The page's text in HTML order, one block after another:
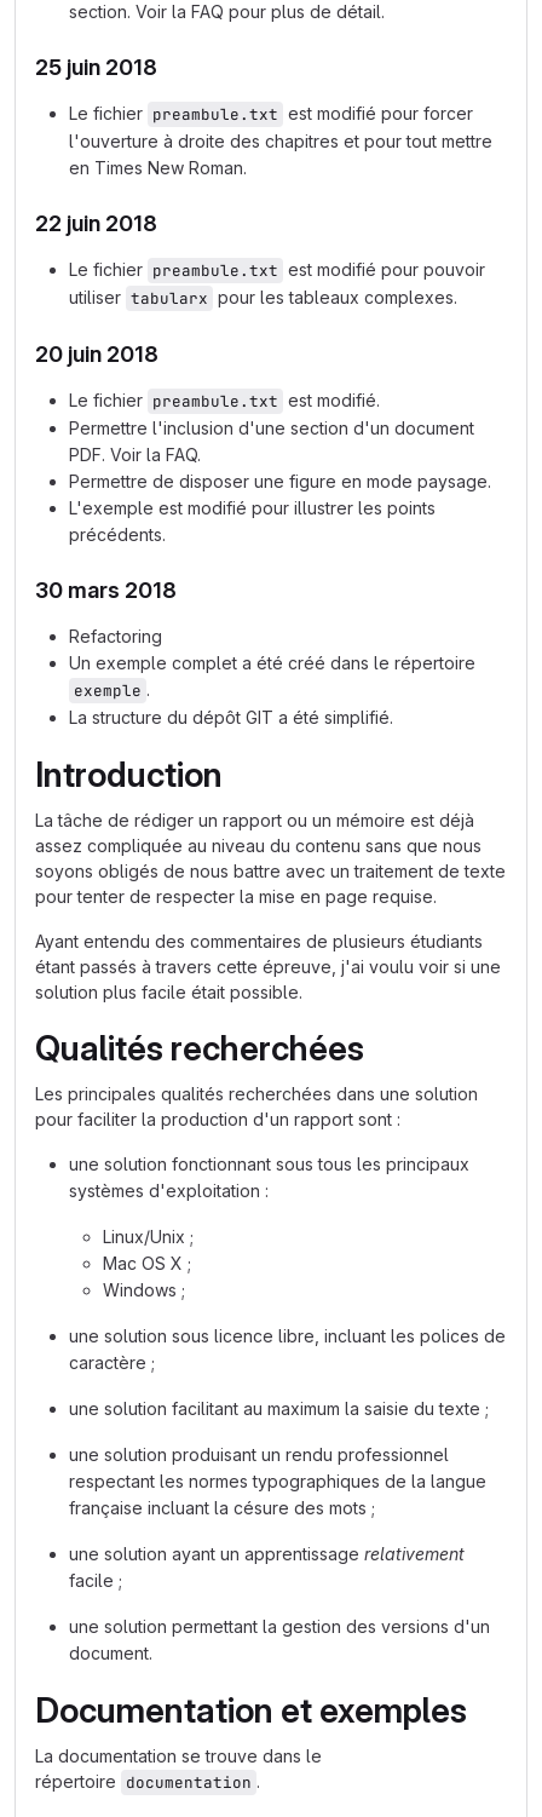
section. Voir la FAQ pour plus de détail.
25 juin 2018
Le fichier preambule.txt est modifié pour forcer
l'ouverture à droite des chapitres et pour tout mettre
en Times New Roman.
22 juin 2018
Le fichier preambule.txt est modifié pour pouvoir
utiliser tabularx pour les tableaux complexes.
20 juin 2018
Le fichier preambule.txt est modifié.
Permettre l'inclusion d'une section d'un document
PDF. Voir la FAQ.
Permettre de disposer une figure en mode paysage.
L'exemple est modifié pour illustrer les points
précédents.
30 mars 2018
Refactoring
Un exemple complet a été créé dans le répertoire
exemple .
La structure du dépôt GIT a été simplifié.
Introduction
La tâche de rédiger un rapport ou un mémoire est déjà
assez compliquée au niveau du contenu sans que nous
soyons obligés de nous battre avec un traitement de texte
pour tenter de respecter la mise en page requise.
Ayant entendu des commentaires de plusieurs étudiants
étant passés à travers cette épreuve, j'ai voulu voir si une
solution plus facile était possible.
Qualités recherchées
Les principales qualités recherchées dans une solution
pour faciliter la production d'un rapport sont :
une solution fonctionnant sous tous les principaux
systèmes d'exploitation :
Linux/Unix ;
Mac OS X ;
Windows ;
une solution sous licence libre, incluant les polices de
caractère ;
une solution facilitant au maximum la saisie du texte ;
une solution produisant un rendu professionnel
respectant les normes typographiques de la langue
française incluant la césure des mots ;
une solution ayant un apprentissage relativement
facile ;
une solution permettant la gestion des versions d'un
document.
Documentation et exemples
La documentation se trouve dans le
répertoire documentation .